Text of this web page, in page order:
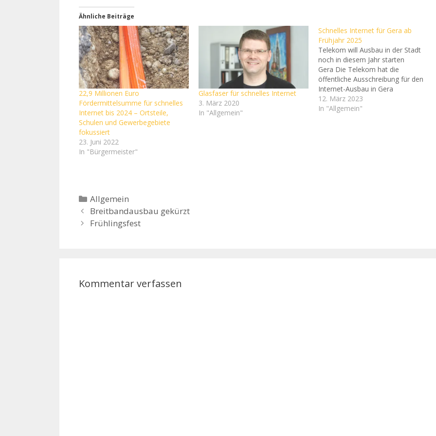
Ähnliche Beiträge
22,9 Millionen Euro
Fördermittelsumme für schnelles
Internet bis 2024 – Ortsteile,
Schulen und Gewerbegebiete
fokussiert
23. Juni 2022
In "Bürgermeister"
Glasfaser für schnelles Internet
3. März 2020
In "Allgemein"
Schnelles Internet für Gera ab
Frühjahr 2025
Telekom will Ausbau in der Stadt
noch in diesem Jahr starten
Gera Die Telekom hat die
öffentliche Ausschreibung für den
Internet-Ausbau in Gera
gewonnen. Die Bauarbeiten
beginnen voraussichtlich im dritten
12. März 2023
In "Allgemein"
Kategorien
Allgemein
Breitbandausbau gekürzt
Frühlingsfest
Kommentar verfassen